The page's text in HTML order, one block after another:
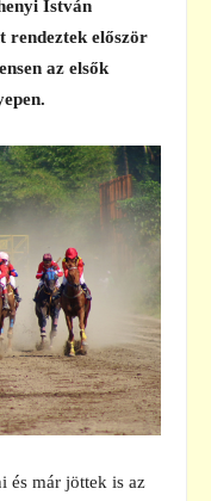
István
rendeztek először
az elsők
és már jöttek is az